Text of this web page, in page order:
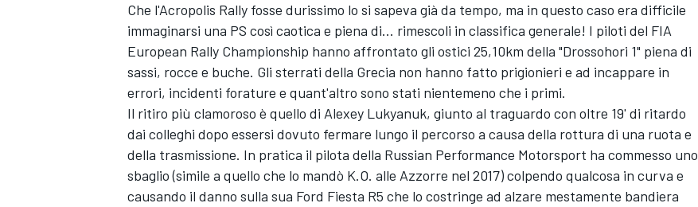
MONOPOSTO
Che l'Acropolis Rally fosse durissimo lo si sapeva già da tempo, ma in questo caso era difficile
immaginarsi una PS così caotica e piena di... rimescoli in classifica generale! I piloti del FIA
European Rally Championship hanno affrontato gli ostici 25,10km della "Drossohori 1" piena di
sassi, rocce e buche. Gli sterrati della Grecia non hanno fatto prigionieri e ad incappare in
errori, incidenti forature e quant'altro sono stati nientemeno che i primi.
Il ritiro più clamoroso è quello di Alexey Lukyanuk, giunto al traguardo con oltre 19' di ritardo
dai colleghi dopo essersi dovuto fermare lungo il percorso a causa della rottura di una ruota e
della trasmissione. In pratica il pilota della Russian Performance Motorsport ha commesso uno
sbaglio (simile a quello che lo mandò K.O. alle Azzorre nel 2017) colpendo qualcosa in curva e
causando il danno sulla sua Ford Fiesta R5 che lo costringe ad alzare mestamente bandiera